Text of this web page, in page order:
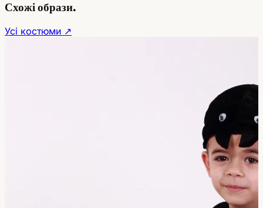
Схожі образи.
Усі костюми ↗